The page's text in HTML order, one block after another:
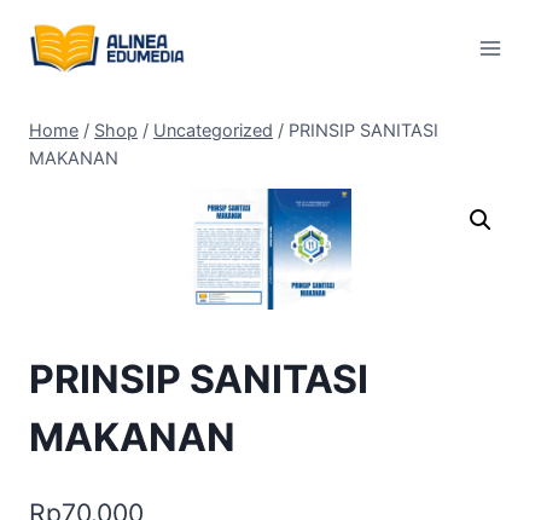
content
Home / Shop / Uncategorized / PRINSIP SANITASI
MAKANAN